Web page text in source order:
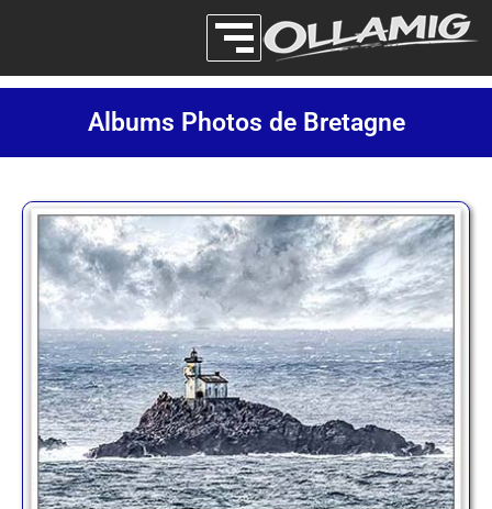
Albums Photos de Bretagne